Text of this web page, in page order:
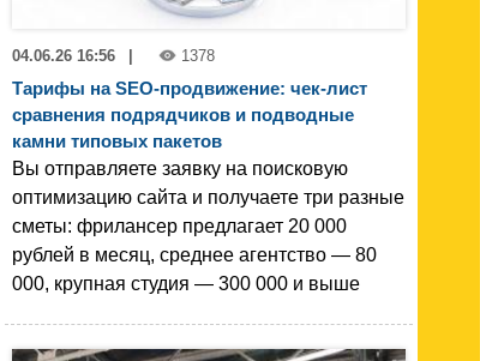
04.06.26 16:56 1378
Тарифы на SEO-продвижение: чек-лист
сравнения подрядчиков и подводные
камни типовых пакетов
Вы отправляете заявку на поисковую
оптимизацию сайта и получаете три разные
сметы: фрилансер предлагает 20 000
рублей в месяц, среднее агентство — 80
000, крупная студия — 300 000 и выше